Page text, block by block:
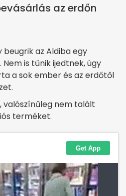
az erdőn
az Aldiba egy
is tűnik ijedtnek, úgy
a sok ember és az erdőtől
valószínűleg nem talált
terméket.